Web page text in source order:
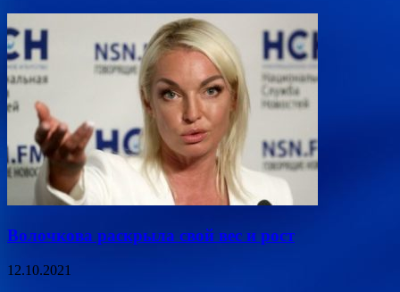
Волочкова раскрыла свой вес и рост
12.10.2021